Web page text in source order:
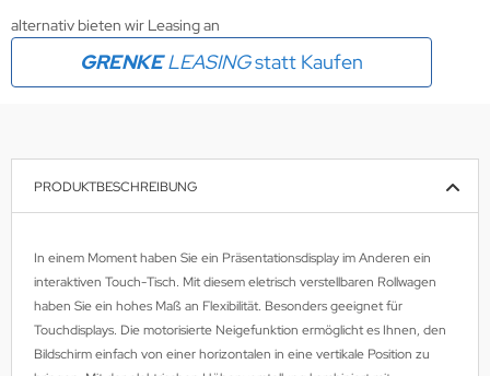
alternativ bieten wir Leasing an
GRENKELEASINGstatt Kaufen
PRODUKTBESCHREIBUNG
In einem Moment haben Sie ein Präsentationsdisplay im Anderen ein
interaktiven Touch-Tisch. Mit diesem eletrisch verstellbaren Rollwagen
haben Sie ein hohes Maß an Flexibilität. Besonders geeignet für
Touchdisplays. Die motorisierte Neigefunktion ermöglicht es Ihnen, den
Bildschirmeinfach von einer horizontalen in eine vertikale Position zu